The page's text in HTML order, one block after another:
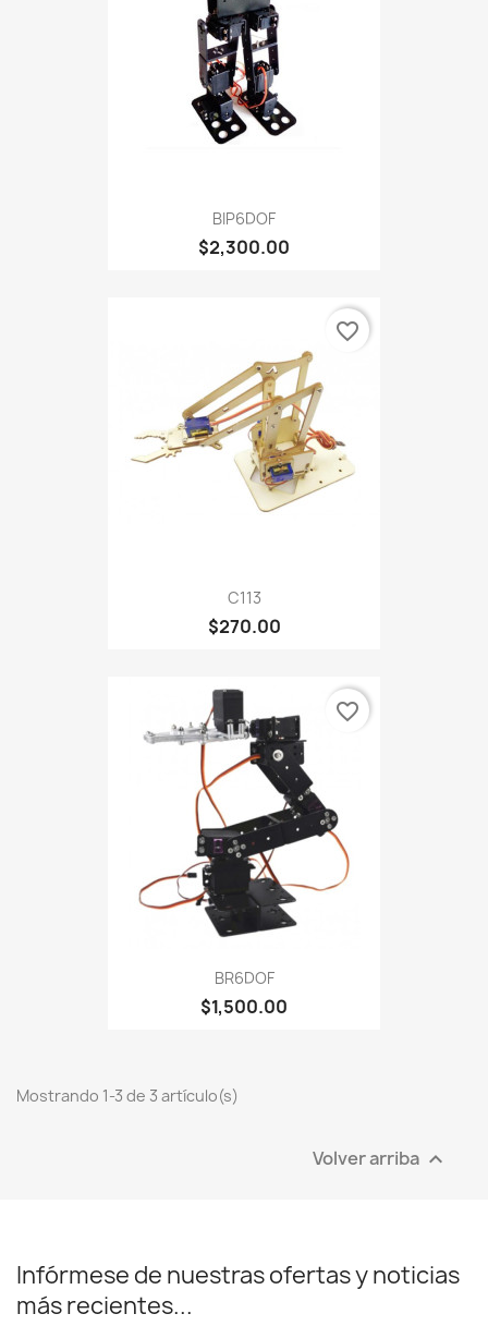
BIP6DOF
$2,300.00
C113
$270.00
favorite_border
BR6DOF
$1,500.00
favorite_border
Mostrando 1-3 de 3 artículo(s)
Volver arriba 
Infórmese de nuestras ofertas y noticias
más recientes...